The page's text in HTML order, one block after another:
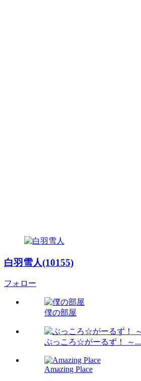
白羽雪人(10155)
フォロー
僕の部屋
ぶっころ☆がーるず！ ～...
Amazing Place